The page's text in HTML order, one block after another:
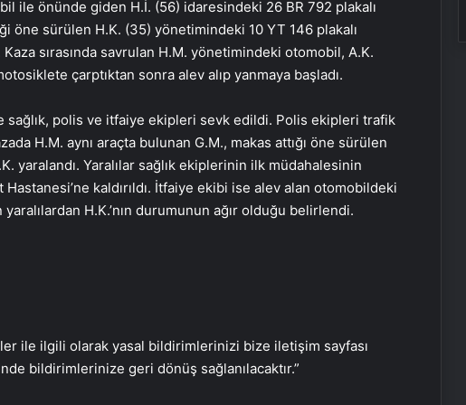
ile önünde giden H.İ. (56) idaresindeki 26 BR 792 plakalı
öne sürülen H.K. (35) yönetimindeki 10 YT 146 plakalı
sırasında savrulan H.M. yönetimindeki otomobil, A.K.
çarptıktan sonra alev alıp yanmaya başladı.
sağlık, polis ve itfaiye ekipleri sevk edildi. Polis ekipleri trafik
H.M. aynı araçta bulunan G.M., makas attığı öne sürülen
yaralandı. Yaralılar sağlık ekiplerinin ilk müdahalesinin
kaldırıldı. İtfaiye ekibi ise alev alan otomobildeki
yaralılardan H.K.’nın durumunun ağır olduğu belirlendi.
ile ilgili olarak yasal bildirimlerinizi bize iletişim sayfası
bildirimlerinize geri dönüş sağlanılacaktır.”
Nevşehir’de Kadın Balkonundan
Düştü
Trakya’da Sağlık Turizmi Buluşması
Demirci Bulundu